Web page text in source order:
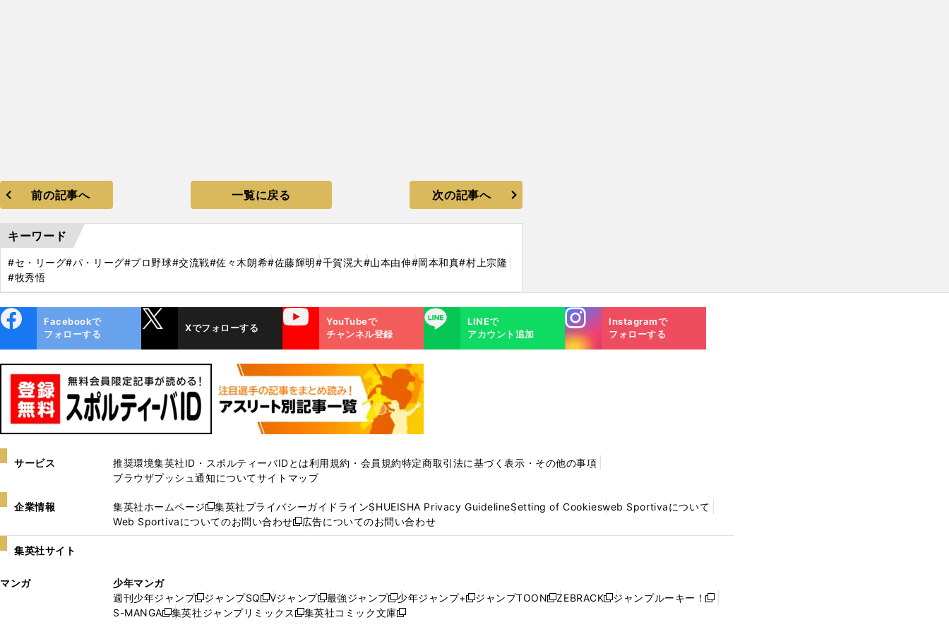
前の記事へ 一覧に戻る 次の記事へ
キーワード
#セ・リーグ#パ・リーグ#プロ野球#交流戦#佐々木朗希#佐藤輝明#千賀滉大#山本由伸#岡本和真#村上宗隆
#牧秀悟
ok
Facebookで
フォローする
Xでフォローする
YouTube
YouTubeで
チャンネル登録
LINE
LINEで
アカウント追加
Instagra
m
Instagramで
フォローする
サービス 推奨環境集英社ID・スポルティーバIDとは利用規約・会員規約特定商取引法に基づく表示・その他の事項
ブラウザプッシュ通知についてサイトマップ
企業情報 集英社ホームページ
新
し
い
ド
ウ
集英社プライバシーガイドラインSHUEISHA Privacy GuidelineSetting of Cookiesweb Sportivaについて
Web Sportivaについてのお問い合わせ
新
し
ン
ド
広告についてのお問い合わせ
集英社サイト
マンガ
少年マンガ
週刊少年ジャンプ
新
し
ジャンプSQ
新
し
Vジャンプ
新
し
最強ジャンプ
新
し
少年ジャンプ+
新
ジャンプTOON
新
ZEBRACK
新
ジャンプルーキー！
新
S-MANGA
新
集英社ジャンプリミックス
新
集英社コミック文庫
新